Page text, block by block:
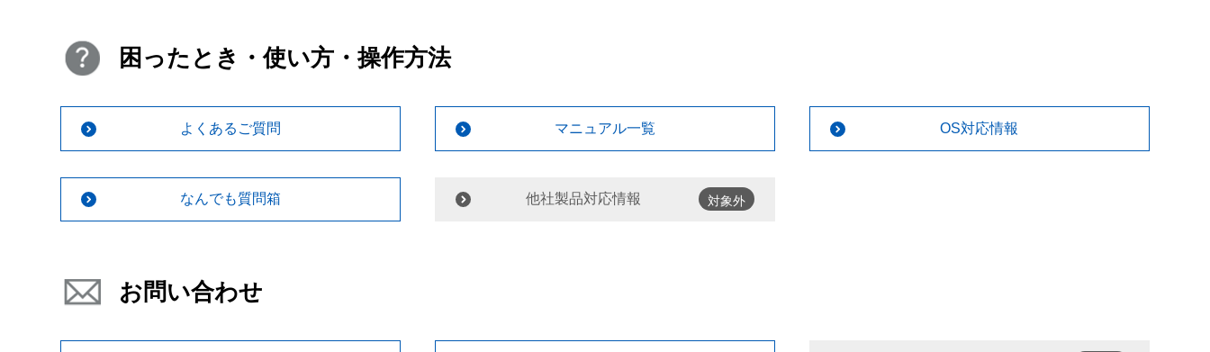
困ったとき・使い方・操作方法
よくあるご質問 マニュアル一覧 OS対応情報
なんでも質問箱 他社製品対応情報 対象外
お問い合わせ